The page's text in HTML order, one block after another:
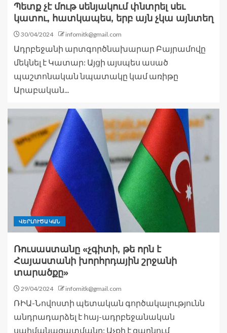
Պետք չէ մութ սենյակում փնտրել սեւ
կատու, հատկապես, երբ այն չկա այնտեղ
30/04/2024 infomitk@gmail.com
Ադրբեջանի արտգործնախարար Բայրամովը
մեկնել է Կատար: Այցի այսպես ասած
պաշտոնական նպատակը կամ առիթը
Արաբական...
ՎԵՐԼՈՒԾԱԿԱՆ
Ռուսաստանը «չգիտի, թե որն է
Հայաստանի խորհրդային շրջանի
տարածքը»
29/04/2024 infomitk@gmail.com
ՌԻԱ-Նովոստի պետական գործակալությունն
անդրադարձել է հայ-ադրբեջանական
սահմանազատմանը: Աչքի է զարնում